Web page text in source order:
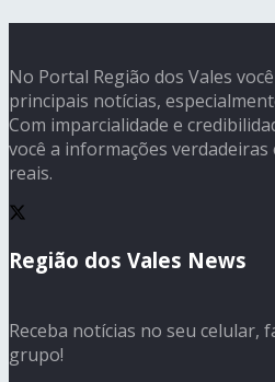
No Portal Região dos Vales
principais notícias,
Com imparcialidade e
você a informações
reais.
Região dos Vales News
Receba notícias no seu celular,
grupo!